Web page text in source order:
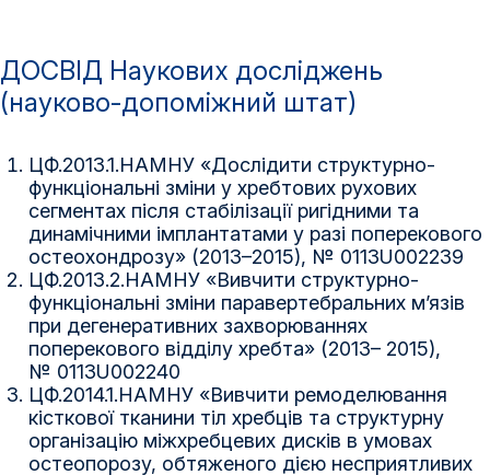
ДОСВІД Наукових досліджень
(науково-допоміжний штат)
ЦФ.2013.1.НАМНУ «Дослідити структурно-
функціональні зміни у хребтових рухових
сегментах після стабілізації ригідними та
динамічними імплантатами у разі поперекового
остеохондрозу» (2013–2015), № 0113U002239
ЦФ.2013.2.НАМНУ «Вивчити структурно-
функціональні зміни паравертебральних м’язів
при дегенеративних захворюваннях
поперекового відділу хребта» (2013– 2015),
№ 0113U002240
ЦФ.2014.1.НАМНУ «Вивчити ремоделювання
кісткової тканини тіл хребців та структурну
організацію міжхребцевих дисків в умовах
остеопорозу, обтяженого дією несприятливих